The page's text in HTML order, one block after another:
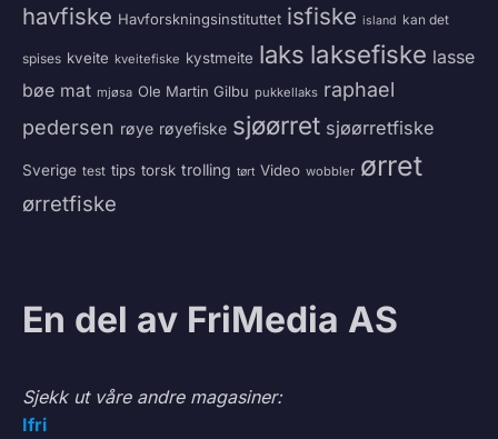
havfiske Havforskningsinstituttet isfiske island kan det
spises kveite kveitefiske kystmeite laks laksefiske lasse
bøe mat mjøsa Ole Martin Gilbu pukkellaks raphael
pedersen røye røyefiske sjøørret sjøørretfiske
Sverige test tips torsk trolling tørt Video wobbler ørret
ørretfiske
En del av FriMedia AS
Sjekk ut våre andre magasiner:
Ifri